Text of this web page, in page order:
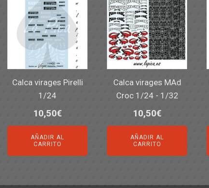
Calca virages Pirelli
1/24
10,50€
AÑADIR AL
CARRITO
Calca virages MAd
Croc 1/24 - 1/32
10,50€
AÑADIR AL
CARRITO